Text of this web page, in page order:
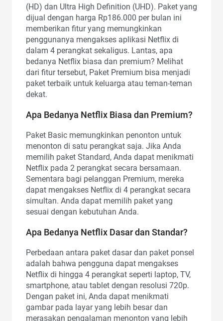
(HD) dan Ultra High Definition (UHD). Paket yang
dijual dengan harga Rp186.000 per bulan ini
memberikan fitur yang memungkinkan
penggunanya mengakses aplikasi Netflix di
dalam 4 perangkat sekaligus. Lantas, apa
bedanya Netflix biasa dan premium? Melihat
dari fitur tersebut, Paket Premium bisa menjadi
paket terbaik untuk keluarga atau teman-teman
dekat.
Apa Bedanya Netflix Biasa dan Premium?
Paket Basic memungkinkan penonton untuk
menonton di satu perangkat saja. Jika Anda
memilih paket Standard, Anda dapat menikmati
Netflix pada 2 perangkat secara bersamaan.
Sementara bagi pelanggan Premium, mereka
dapat mengakses Netflix di 4 perangkat secara
simultan. Anda dapat memilih paket yang
sesuai dengan kebutuhan Anda.
Apa Bedanya Netflix Dasar dan Standar?
Perbedaan antara paket dasar dan paket ponsel
adalah bahwa pengguna dapat mengakses
Netflix di hingga 4 perangkat seperti laptop, TV,
smartphone, atau tablet dengan resolusi 720p.
Dengan paket ini, Anda dapat menikmati
gambar pada layar yang lebih besar dan
merasakan pengalaman menonton yang lebih